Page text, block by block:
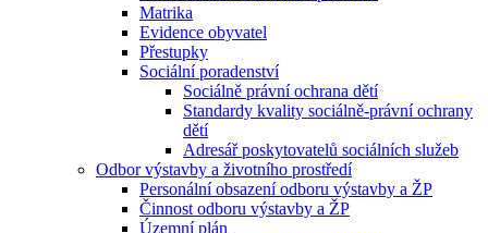
Matrika
Evidence obyvatel
Přestupky
Sociální poradenství
Sociálně právní ochrana dětí
Standardy kvality sociálně-právní ochrany
dětí
Adresář poskytovatelů sociálních služeb
Odbor výstavby a životního prostředí
Personální obsazení odboru výstavby a ŽP
Činnost odboru výstavby a ŽP
Územní plán